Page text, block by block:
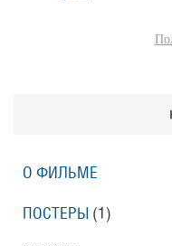
О ФИЛЬМЕ
ПОСТЕРЫ (1)